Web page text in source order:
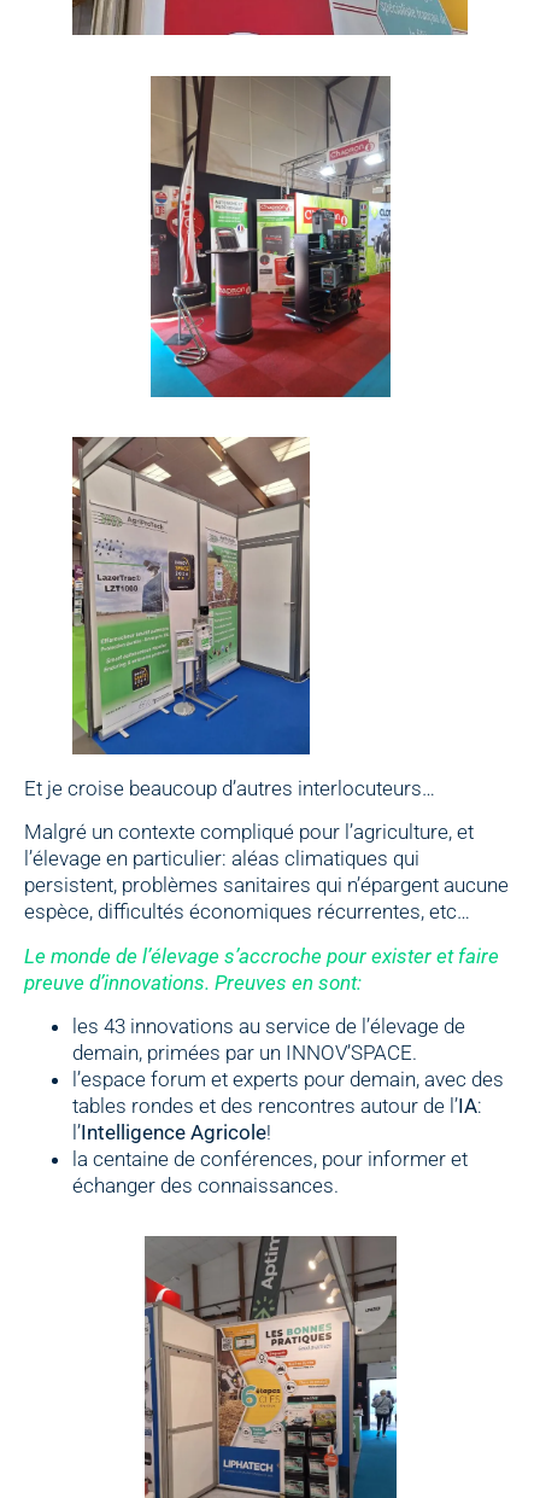
Et je croise beaucoup d’autres interlocuteurs…
Malgré un contexte compliqué pour l’agriculture, et
l’élevage en particulier: aléas climatiques qui
persistent, problèmes sanitaires qui n’épargent aucune
espèce, difficultés économiques récurrentes, etc…
Le monde de l’élevage s’accroche pour exister et faire
preuve d’innovations. Preuves en sont:
les 43 innovations au service de l’élevage de
demain, primées par un INNOV’SPACE.
l’espace forum et experts pour demain, avec des
tables rondes et des rencontres autour de l’IA:
l’Intelligence Agricole!
la centaine de conférences, pour informer et
échanger des connaissances.